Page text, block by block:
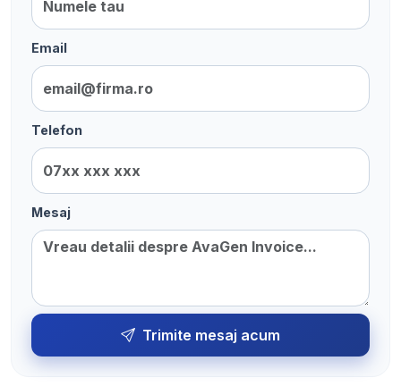
Email
Telefon
Mesaj
Trimite mesaj acum